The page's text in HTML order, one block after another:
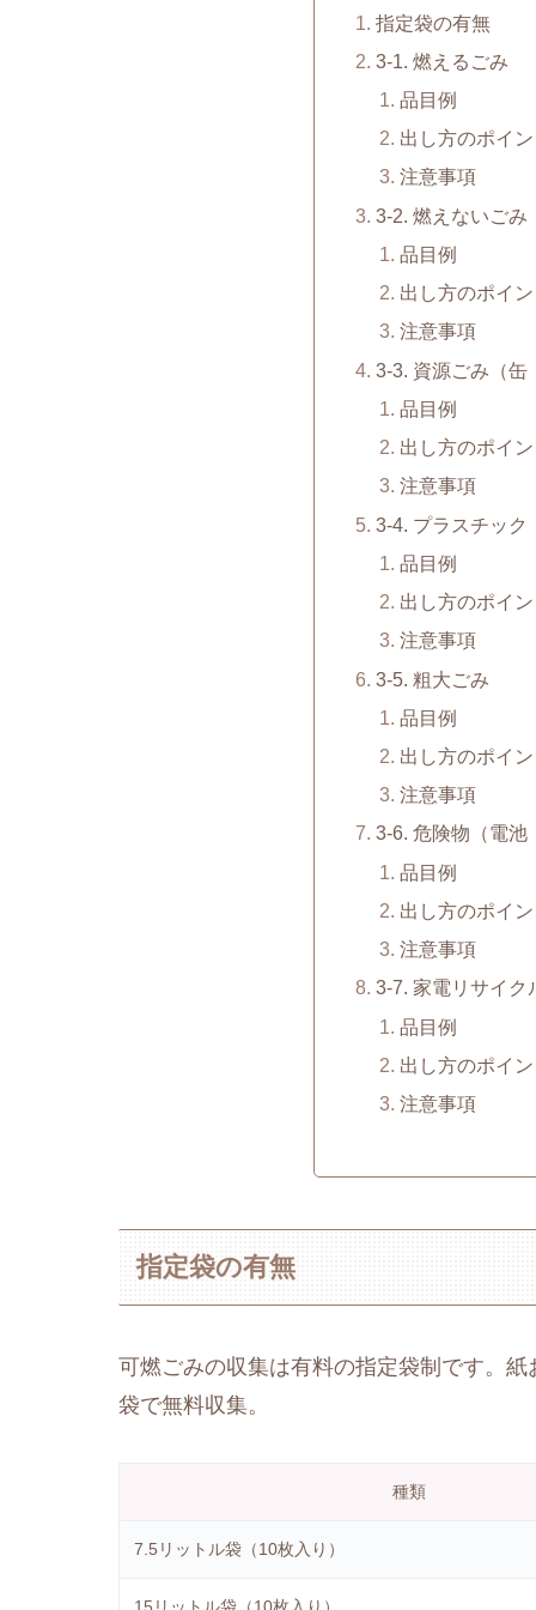
指定袋の有無
3-1. 燃えるごみ
品目例
出し方のポイ
注意事項
3-2. 燃えないごみ
品目例
出し方のポイ
注意事項
3-3. 資源ごみ（缶
品目例
出し方のポイ
注意事項
3-4. プラスチック
品目例
出し方のポイ
注意事項
3-5. 粗大ごみ
品目例
出し方のポイ
注意事項
3-6. 危険物（電池
品目例
出し方のポイ
注意事項
3-7. 家電リサイク
品目例
出し方のポイ
注意事項
指定袋の有無
可燃ごみの収集は有料の指定袋制です。
袋で無料収集。
種類
7.5リットル袋（10枚入り）